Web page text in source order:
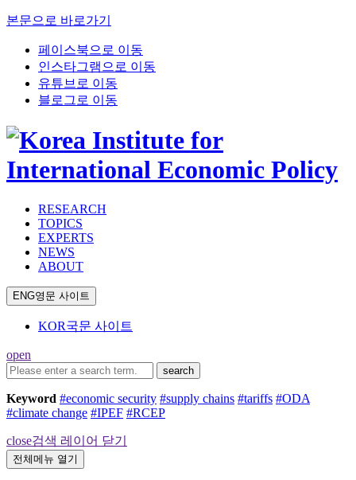
본문으로 바로가기
페이스북으로 이동
인스타그램으로 이동
유튜브로 이동
블로그로 이동
RESEARCH
TOPICS
EXPERTS
NEWS
ABOUT
ENG영문 사이트
KOR국문 사이트
open
search
Keyword #economic security #supply chains #tariffs #ODA
#climate change #IPEF #RCEP
close검색 레이어 닫기
전체메뉴 열기